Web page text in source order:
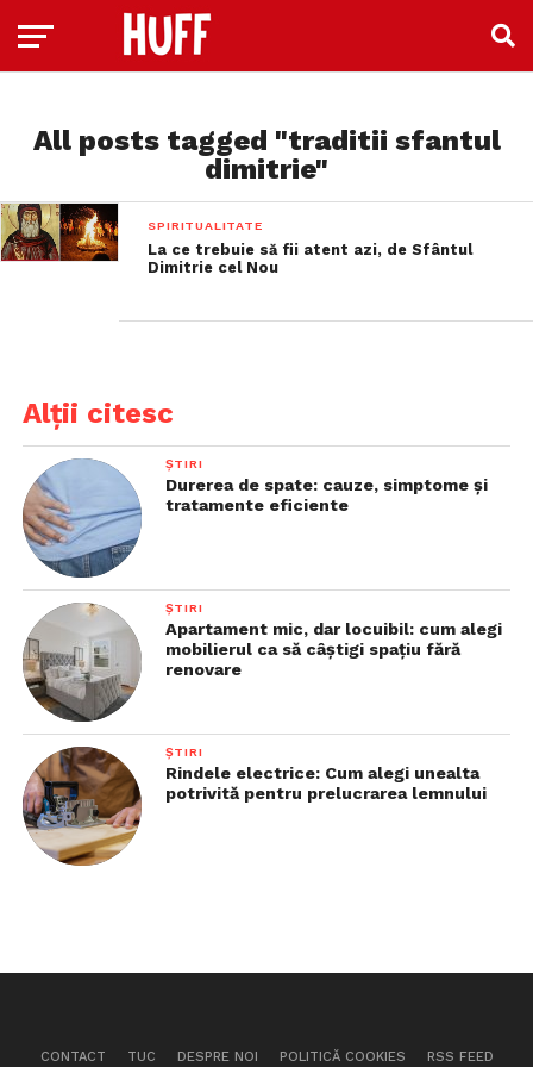
All posts tagged "traditii sfantul
dimitrie"
SPIRITUALITATE
La ce trebuie să fii atent azi, de Sfântul
Dimitrie cel Nou
Alții citesc
ȘTIRI
Durerea de spate: cauze, simptome și
tratamente eficiente
ȘTIRI
Apartament mic, dar locuibil: cum alegi
mobilierul ca să câștigi spațiu fără
renovare
ȘTIRI
Rindele electrice: Cum alegi unealta
potrivită pentru prelucrarea lemnului
CONTACT TUC DESPRE NOI POLITICĂ COOKIES RSS FEED